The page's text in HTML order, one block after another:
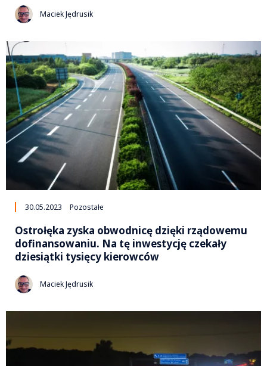
Maciek Jędrusik
30.05.2023 Pozostałe
Ostrołęka zyska obwodnicę dzięki rządowemu
dofinansowaniu. Na tę inwestycję czekały
dziesiątki tysięcy kierowców
Maciek Jędrusik